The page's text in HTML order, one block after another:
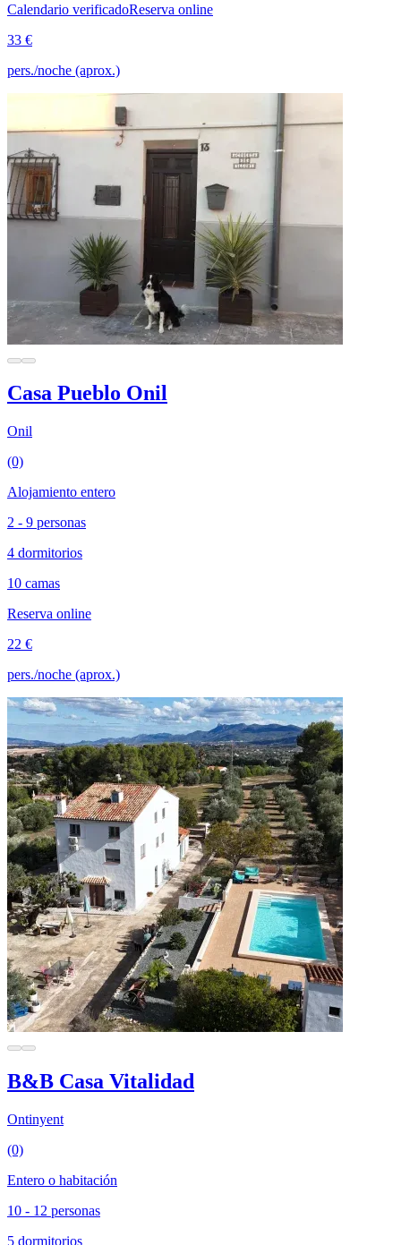
Calendario verificadoReserva online
33 €
pers./noche (aprox.)
Casa Pueblo Onil
Onil
(0)
Alojamiento entero
2 - 9 personas
4 dormitorios
10 camas
Reserva online
22 €
pers./noche (aprox.)
B&B Casa Vitalidad
Ontinyent
(0)
Entero o habitación
10 - 12 personas
5 dormitorios